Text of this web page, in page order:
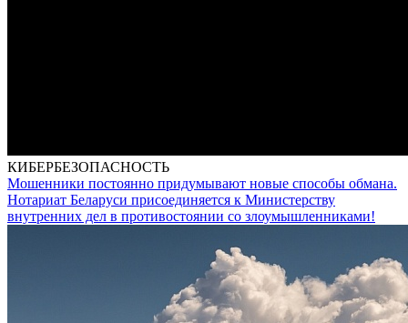
КИБЕРБЕЗОПАСНОСТЬ
Мошенники постоянно придумывают новые способы обмана.
Нотариат Беларуси присоединяется к Министерству
внутренних дел в противостоянии со злоумышленниками!